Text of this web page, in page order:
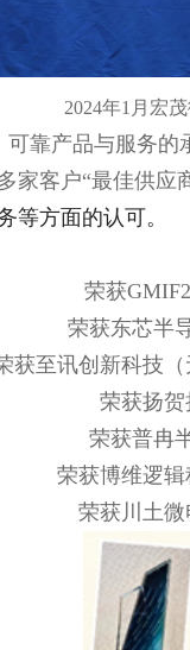
2024年1月宏
靠产品与服务
家客户“最佳供应
等方面的认可。
荣获
荣获东芯半
获至讯创新科技
荣获扬贺
荣获普冉
荣获博维逻
荣获川土